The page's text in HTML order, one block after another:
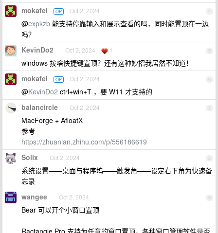
4
mokafei OP Oct 2, 2024
@expkzb 能支持停靠输入和展示查看的吗，同时能置顶在一边
吗？
5
KevinDo2 Oct 2, 2024 1
windows 按啥快捷键置顶？还有这种妙招我居然不知道！
6
mokafei OP Oct 2, 2024
@KevinDo2 ctrl+win+T ，要 W11 才支持的
7
balancircle Oct 2, 2024
MacForge + AfloatX
参考
https://zhuanlan.zhihu.com/p/556186619
8
Solix Oct 2, 2024
系统设置——桌面与程序坞——触发角——设定右下角为快速备
忘录
9
wangee Oct 2, 2024
Bear 可以开个小窗口置顶
Ractangle Pro 支持为任意的窗口置顶，各种窗口管理软件是否